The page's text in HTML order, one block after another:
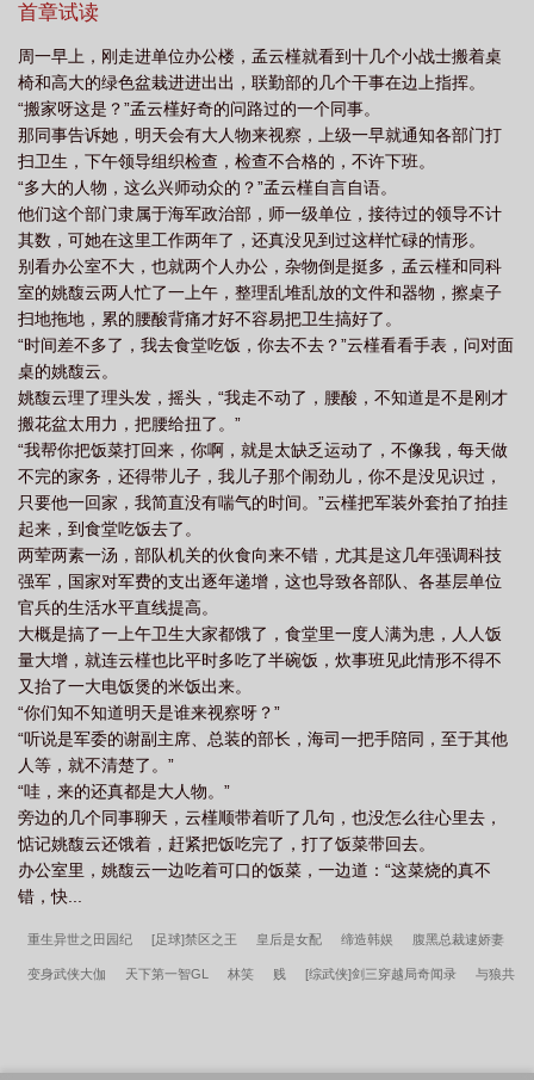
么 桃花灿烂梁静 桃花灿烂全集免费观看 桃花灿烂张帆百科 桃花灿烂电
影泼水女的是谁演的 郭芙同人之桃花灿烂 桃花灿烂剧情介绍
剧免费观看完整版 桃花灿烂大呲花是谁扮演的 桃花灿烂完整版电影多少分
钟 桃花灿烂演员表介绍大全 桃花灿烂电视剧免费观看 桃花灿烂的诗
句 初见桃花 桃花灿烂露两点上映了吗 桃花灿烂作者 桃花灿烂完整版电
影 桃花灿烂是什么意思 桃花灿烂海棠红 桃花灿烂的意思 桃花灿烂演员
表全部名单 桃花灿烂在线观看完整版电视剧 桃花灿烂颜月溪 桃花灿烂电视
连续剧免费观看 桃花灿烂片头曲
言无不尽，更新有保障，绝无弃坑。本文将于12月3日入V，长评和
请点这里→→**时间的玫瑰**
首章试读
周一早上，刚走进单位办公楼，孟云槿就看到十几个小战士搬着桌
椅和高大的绿色盆栽进进出出，联勤部的几个干事在边上指挥。
“搬家呀这是？”孟云槿好奇的问路过的一个同事。
那同事告诉她，明天会有大人物来视察，上级一早就通知各部门打
扫卫生，下午领导组织检查，检查不合格的，不许下班。
“多大的人物，这么兴师动众的？”孟云槿自言自语。
他们这个部门隶属于海军政治部，师一级单位，接待过的领导不计
其数，可她在这里工作两年了，还真没见到过这样忙碌的情形。
别看办公室不大，也就两个人办公，杂物倒是挺多，孟云槿和同科
室的姚馥云两人忙了一上午，整理乱堆乱放的文件和器物，擦桌子
扫地拖地，累的腰酸背痛才好不容易把卫生搞好了。
“时间差不多了，我去食堂吃饭，你去不去？”云槿看看手表，问对面
桌的姚馥云。
姚馥云理了理头发，摇头，“我走不动了，腰酸，不知道是不是刚才
搬花盆太用力，把腰给扭了。”
“我帮你把饭菜打回来，你啊，就是太缺乏运动了，不像我，每天做
不完的家务，还得带儿子，我儿子那个闹劲儿，你不是没见识过，
只要他一回家，我简直没有喘气的时间。”云槿把军装外套拍了拍挂
起来，到食堂吃饭去了。
两荤两素一汤，部队机关的伙食向来不错，尤其是这几年强调科技
强军，国家对军费的支出逐年递增，这也导致各部队、各基层单位
官兵的生活水平直线提高。
大概是搞了一上午卫生大家都饿了，食堂里一度人满为患，人人饭
量大增，就连云槿也比平时多吃了半碗饭，炊事班见此情形不得不
又抬了一大电饭煲的米饭出来。
“你们知不知道明天是谁来视察呀？”
“听说是军委的谢副主席、总装的部长，海司一把手陪同，至于其他
人等，就不清楚了。”
“哇，来的还真都是大人物。”
旁边的几个同事聊天，云槿顺带着听了几句，也没怎么往心里去，
惦记姚馥云还饿着，赶紧把饭吃完了，打了饭菜带回去。
办公室里，姚馥云一边吃着可口的饭菜，一边道：“这菜烧的真不
错，快...
重生异世之田园纪 [足球]禁区之王 皇后是女配 缔造韩娱 腹黑总裁逮娇妻
变身武侠大伽 天下第一智GL 林笑 贱 [综武侠]剑三穿越局奇闻录 与狼共